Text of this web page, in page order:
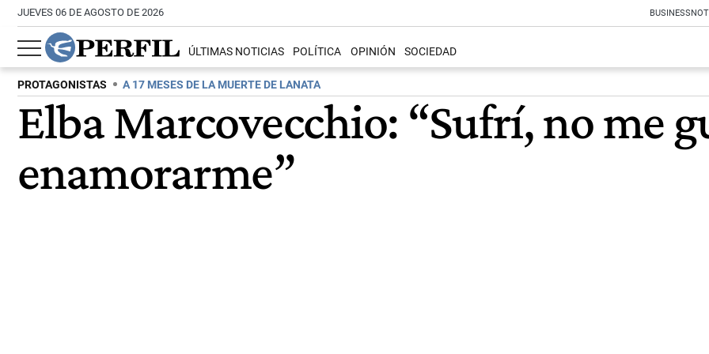
JUEVES 06 DE AGOSTO DE 2026 BUSINESS
ÚLTIMAS NOTICIAS POLÍTICA OPINIÓN SOCIEDAD
PROTAGONISTAS A 17 MESES DE LA MUERTE DE LANATA
Elba Marcovecchio: “Sufrí, no me
enamorarme”